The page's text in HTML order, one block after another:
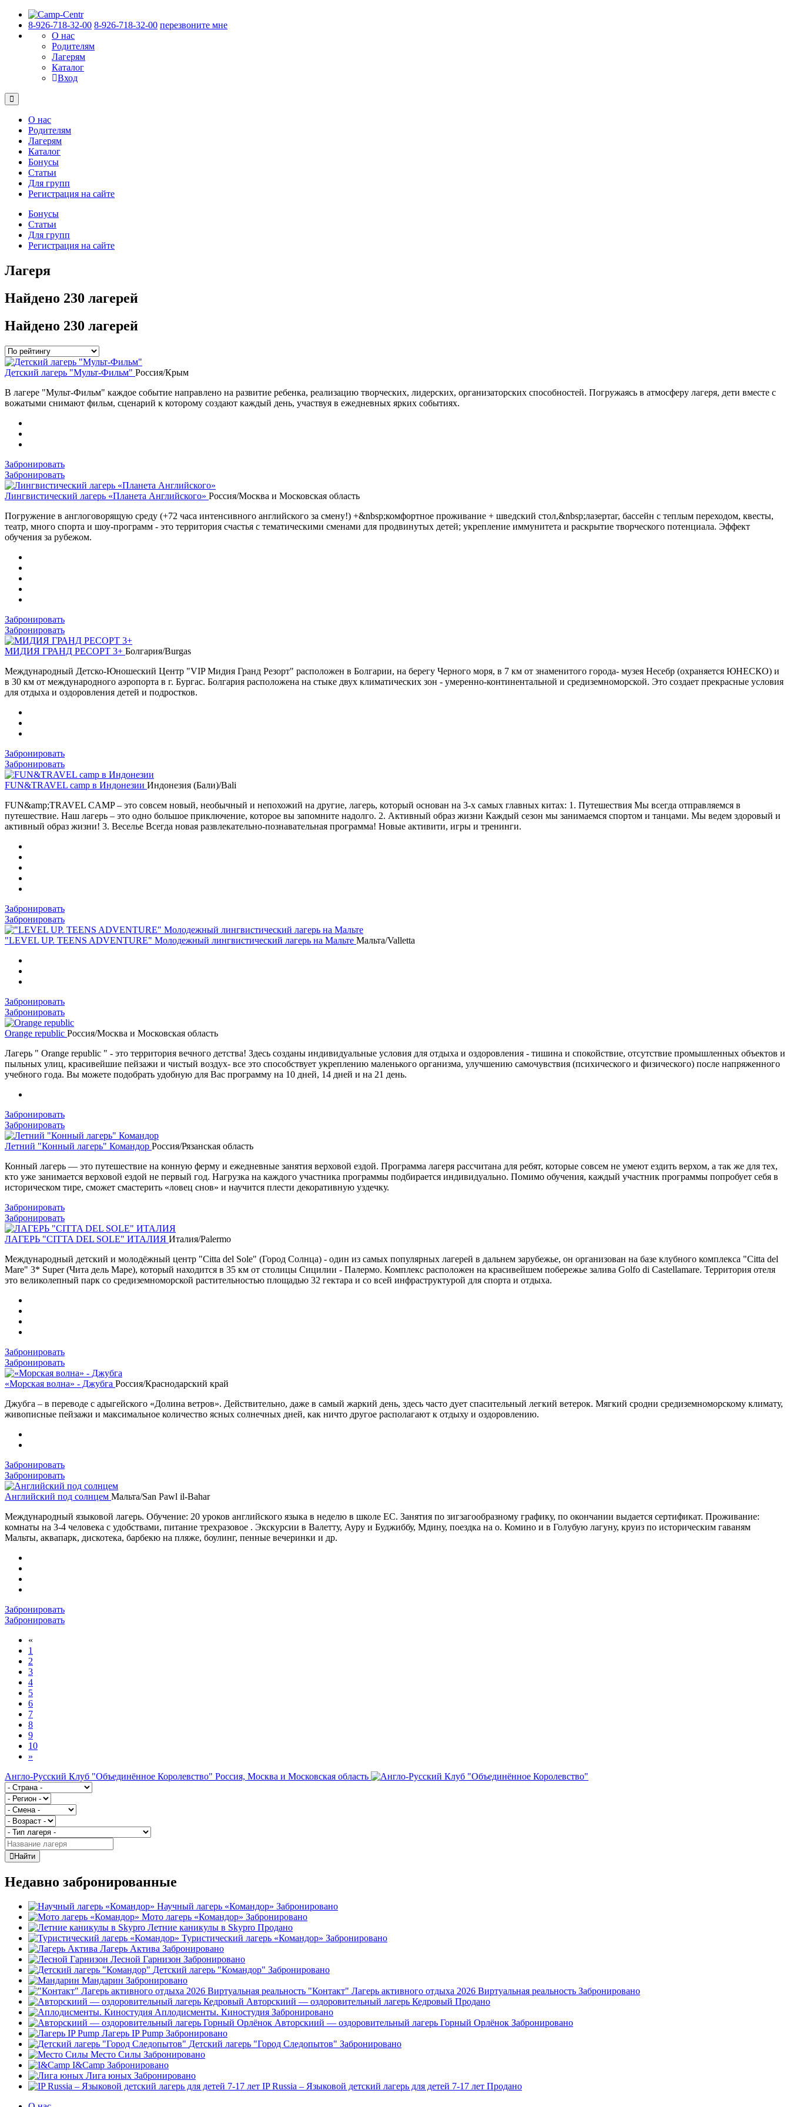
8-926-718-32-00 8-926-718-32-00 перезвоните мне
О нас
Родителям
Лагерям
Каталог
Вход
О нас
Родителям
Лагерям
Каталог
Бонусы
Статьи
Для групп
Регистрация на сайте
Бонусы
Статьи
Для групп
Регистрация на сайте
Лагеря
Найдено 230 лагерей
Найдено 230 лагерей
Детский лагерь "Мульт-Фильм" Россия/Крым
В лагере "Мульт-Фильм" каждое событие направлено на развитие ребенка, реализацию творческих, лидерских, организаторских способностей. Погружаясь в атмосферу лагеря, дети вместе с
вожатыми снимают фильм, сценарий к которому создают каждый день, участвуя в ежедневных ярких событиях.
Забронировать
Забронировать
Лингвистический лагерь «Планета Английского» Россия/Москва и Московская область
Погружение в англоговорящую среду (+72 часа интенсивного английского за смену!) +&nbsp;комфортное проживание + шведский стол,&nbsp;лазертаг, бассейн с теплым переходом, квесты,
театр, много спорта и шоу-программ - это территория счастья с тематическими сменами для продвинутых детей; укрепление иммунитета и раскрытие творческого потенциала. Эффект
обучения за рубежом.
Забронировать
Забронировать
МИДИЯ ГРАНД РЕСОРТ 3+ Болгария/Burgas
Международный Детско-Юношеский Центр "VIP Мидия Гранд Резорт" расположен в Болгарии, на берегу Черного моря, в 7 км от знаменитого города- музея Несебр (охраняется ЮНЕСКО) и
в 30 км от международного аэропорта в г. Бургас. Болгария расположена на стыке двух климатических зон - умеренно-континентальной и средиземноморской. Это создает прекрасные условия
для отдыха и оздоровления детей и подростков.
Забронировать
Забронировать
FUN&TRAVEL camp в Индонезии Индонезия (Бали)/Bali
FUN&amp;TRAVEL CAMP – это совсем новый, необычный и непохожий на другие, лагерь, который основан на 3-х самых главных китах: 1. Путешествия Мы всегда отправляемся в
путешествие. Наш лагерь – это одно большое приключение, которое вы запомните надолго. 2. Активный образ жизни Каждый сезон мы занимаемся спортом и танцами. Мы ведем здоровый и
активный образ жизни! 3. Веселье Всегда новая развлекательно-познавательная программа! Новые активити, игры и тренинги.
Забронировать
Забронировать
"LEVEL UP. TEENS ADVENTURE" Молодежный лингвистический лагерь на Мальте Мальта/Valletta
Забронировать
Забронировать
Orange republic Россия/Москва и Московская область
Лагерь " Orange republic " - это территория вечного детства! Здесь созданы индивидуальные условия для отдыха и оздоровления - тишина и спокойствие, отсутствие промышленных объектов и
пыльных улиц, красивейшие пейзажи и чистый воздух- все это способствует укреплению маленького организма, улучшению самочувствия (психического и физического) после напряженного
учебного года. Вы можете подобрать удобную для Вас программу на 10 дней, 14 дней и на 21 день.
Забронировать
Забронировать
Летний "Конный лагерь" Командор Россия/Рязанская область
Конный лагерь — это путешествие на конную ферму и ежедневные занятия верховой ездой. Программа лагеря рассчитана для ребят, которые совсем не умеют ездить верхом, а так же для тех,
кто уже занимается верховой ездой не первый год. Нагрузка на каждого участника программы подбирается индивидуально. Помимо обучения, каждый участник программы попробует себя в
историческом тире, сможет смастерить «ловец снов» и научится плести декоративную уздечку.
Забронировать
Забронировать
ЛАГЕРЬ "CITTA DEL SOLE" ИТАЛИЯ Италия/Palermo
Международный детский и молодёжный центр "Citta del Sole" (Город Солнца) - один из самых популярных лагерей в дальнем зарубежье, он организован на базе клубного комплекса "Citta del
Mare" 3* Super (Чита дель Маре), который находится в 35 км от столицы Сицилии - Палермо. Комплекс расположен на красивейшем побережье залива Golfo di Castellamare. Территория отеля
это великолепный парк со средиземноморской растительностью площадью 32 гектара и со всей инфраструктурой для спорта и отдыха.
Забронировать
Забронировать
«Морская волна» - Джубга Россия/Краснодарский край
Джубга – в переводе с адыгейского «Долина ветров». Действительно, даже в самый жаркий день, здесь часто дует спасительный легкий ветерок. Мягкий сродни средиземноморскому климату,
живописные пейзажи и максимальное количество ясных солнечных дней, как ничто другое располагают к отдыху и оздоровлению.
Забронировать
Забронировать
Английский под солнцем Мальта/San Pawl il-Bahar
Международный языковой лагерь. Обучение: 20 уроков английского языка в неделю в школе ЕС. Занятия по зигзагообразному графику, по окончании выдается сертификат. Проживание:
комнаты на 3-4 человека с удобствами, питание трехразовое . Экскурсии в Валетту, Ауру и Буджиббу, Мдину, поездка на о. Комино и в Голубую лагуну, круиз по историческим гаваням
Мальты, аквапарк, дискотека, барбекю на пляже, боулинг, пенные вечеринки и др.
Забронировать
Забронировать
«
1
2
3
4
5
6
7
8
9
10
»
Англо-Русский Клуб "Объединённое Королевство" Россия, Москва и Московская область
Найти
Недавно забронированные
Научный лагерь «Командор» Забронировано
Мото лагерь «Командор» Забронировано
Летние каникулы в Skypro Продано
Туристический лагерь «Командор» Забронировано
Лагерь Актива Забронировано
Лесной Гарнизон Забронировано
Детский лагерь "Командор" Забронировано
Мандарин Забронировано
"Контакт" Лагерь активного отдыха 2026 Виртуальная реальность Забронировано
Авторскиий — оздоровительный лагерь Кедровый Продано
Аплодисменты. Киностудия Забронировано
Авторскиий — оздоровительный лагерь Горный Орлёнок Забронировано
Лагерь IP Pump Забронировано
Детский лагерь "Город Следопытов" Забронировано
Место Силы Забронировано
I&Camp Забронировано
Лига юных Забронировано
IP Russia – Языковой детский лагерь для детей 7-17 лет Продано